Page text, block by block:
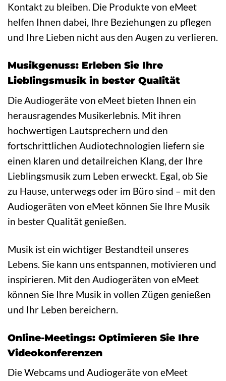
Kontakt zu bleiben. Die Produkte von eMeet
helfen Ihnen dabei, Ihre Beziehungen zu pflegen
und Ihre Lieben nicht aus den Augen zu verlieren.
Musikgenuss: Erleben Sie Ihre
Lieblingsmusik in bester Qualität
Die Audiogeräte von eMeet bieten Ihnen ein
herausragendes Musikerlebnis. Mit ihren
hochwertigen Lautsprechern und den
fortschrittlichen Audiotechnologien liefern sie
einen klaren und detailreichen Klang, der Ihre
Lieblingsmusik zum Leben erweckt. Egal, ob Sie
zu Hause, unterwegs oder im Büro sind – mit den
Audiogeräten von eMeet können Sie Ihre Musik
in bester Qualität genießen.
Musik ist ein wichtiger Bestandteil unseres
Lebens. Sie kann uns entspannen, motivieren und
inspirieren. Mit den Audiogeräten von eMeet
können Sie Ihre Musik in vollen Zügen genießen
und Ihr Leben bereichern.
Online-Meetings: Optimieren Sie Ihre
Videokonferenzen
Die Webcams und Audiogeräte von eMeet